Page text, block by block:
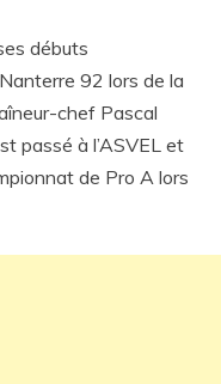
débuts
92 lors de la
chef Pascal
passé à l’ASVEL et
de Pro A lors